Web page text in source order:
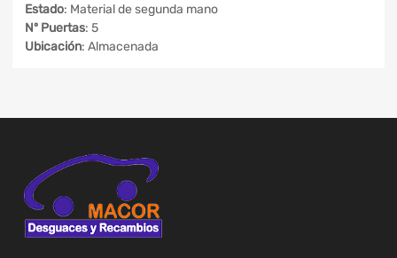
Estado: Material de segunda mano
Nº Puertas: 5
Ubicación: Almacenada